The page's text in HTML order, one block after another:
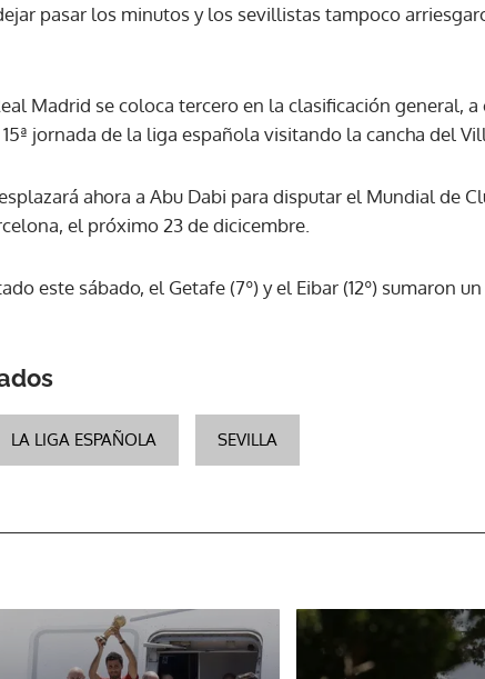
pasar los minutos y los sevillistas tampoco
Madrid se coloca tercero en la clasificación general,
jornada de la liga española visitando la cancha del
ahora a Abu Dabi para disputar el Mundial de
el próximo 23 de dicicembre.
este sábado, el Getafe (7º) y el Eibar (12º) sumaron
LA LIGA ESPAÑOLA SEVILLA